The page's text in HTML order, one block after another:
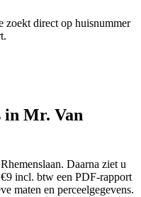
zoekt direct op huisnummer
in Mr. Van
Daarna ziet u
incl. btw een PDF-rapport
maten en perceelgegevens.